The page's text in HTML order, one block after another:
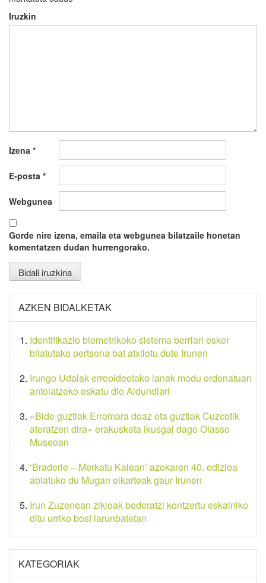
Iruzkin
Izena *
E-posta *
Webgunea
Gorde nire izena, emaila eta webgunea bilatzaile honetan
komentatzen dudan hurrengorako.
AZKEN BIDALKETAK
Identifikazio biometrikoko sistema berriari esker
bilatutako pertsona bat atxilotu dute Irunen
Irungo Udalak errepideetako lanak modu ordenatuan
antolatzeko eskatu dio Aldundiari
«Bide guztiak Erromara doaz eta guztiak Cuzcotik
ateratzen dira» erakusketa ikusgai dago Oiasso
Museoan
‘Braderie – Merkatu Kalean’ azokaren 40. edizioa
abiatuko du Mugan elkarteak gaur Irunen
Irun Zuzenean zikloak bederatzi kontzertu eskainiko
ditu urriko bost larunbatetan
KATEGORIAK